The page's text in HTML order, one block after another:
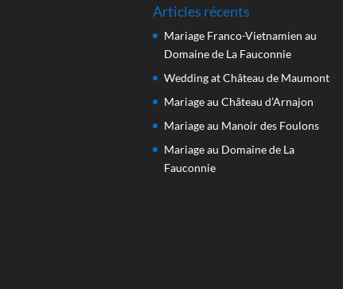
Articles récents
Mariage Franco-Vietnamien au
Domaine de La Fauconnie
Wedding at Château de Maumont
Mariage au Château d’Arnajon
Mariage au Manoir des Foulons
Mariage au Domaine de La
Fauconnie